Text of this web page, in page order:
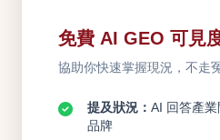
免費 AI GEO 可見
協助你快速掌握現況，不走
提及狀況： AI 回答產
品牌